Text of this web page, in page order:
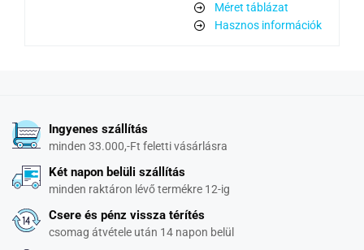
Méret táblázat
Hasznos információk
Ingyenes szállítás
minden 33.000,-Ft feletti vásárlásra
Két napon belüli szállítás
minden raktáron lévő termékre 12-ig
Csere és pénz vissza térítés
csomag átvétele után 14 napon belül